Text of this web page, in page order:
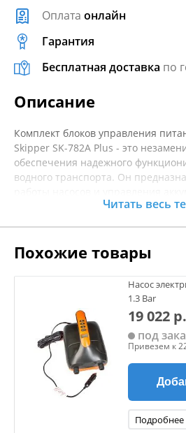
Оплата онлайн
Гарантия
Бесплатная доставка по
Описание
Комплект блоков управления
Skipper SK-782A Plus - это
обеспечения надежного
водного транспорта. Он
является важным аспектом в
возможные поломки и увеличивая
оборудования. Сборка изделия
понятна, что позволяет быстро
лодку без необходимости
Высокое качество материалов
долговечность и стойкость к
среды. Не упустите возможность
более комфортным и безопасным.
рекомендуется уточнять
Читать весь
Похожие товары
Насос
1.3 Bar
19 022 р.
под
Привезем к
Подробнее